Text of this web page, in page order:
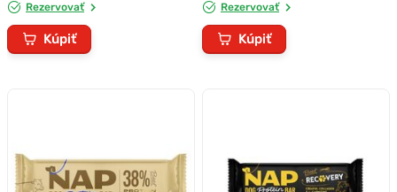
Rezervovať
Kúpiť
Rezervovať
Kúpiť